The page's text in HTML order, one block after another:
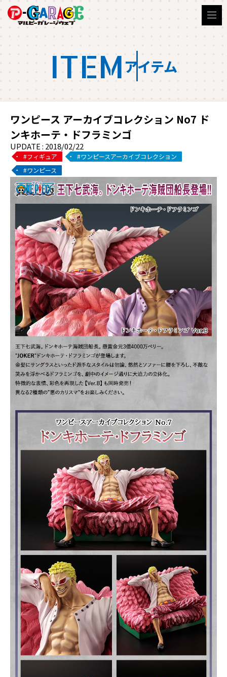
ITEM アイテム
ワンピース アーカイブコレクション No7 ド
ンキホーテ・ドフラミンゴ
UPDATE : 2018/02/22
フィギュア
ワンピースアーカイブコレクション
ワンピース